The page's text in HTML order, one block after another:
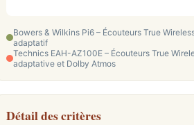
Bowers & Wilkins Pi6 – Écouteurs True
adaptatif
Technics EAH-AZ100E – Écouteurs True
adaptative et Dolby Atmos
Détail des critères